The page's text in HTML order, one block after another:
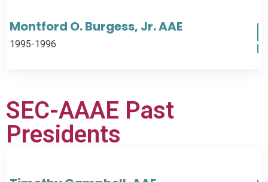
Montford O. Burgess, Jr. AAE
1995-1996
SEC-AAAE Past
Presidents